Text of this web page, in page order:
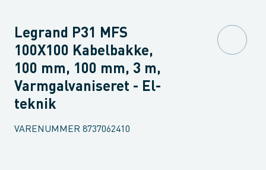
Legrand P31 MFS
100X100 Kabelbakke,
100 mm, 100 mm, 3 m,
Varmgalvaniseret - El-
teknik
VARENUMMER 8737062410